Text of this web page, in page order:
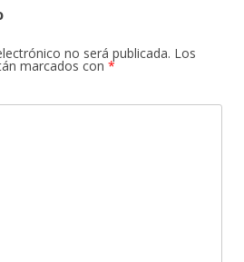
no será publicada. Los
marcados con *